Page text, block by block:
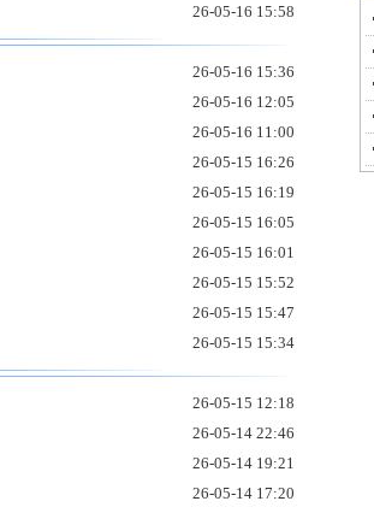
26-05-16 15:58
26-05-16 15:36
26-05-16 12:05
26-05-16 11:00
26-05-15 16:26
26-05-15 16:19
26-05-15 16:05
26-05-15 16:01
26-05-15 15:52
26-05-15 15:47
26-05-15 15:34
26-05-15 12:18
26-05-14 22:46
26-05-14 19:21
26-05-14 17:20